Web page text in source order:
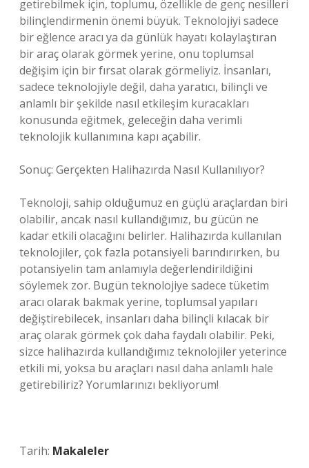
getirebilmek için, toplumu, özellikle de genç nesilleri
bilinçlendirmenin önemi büyük. Teknolojiyi sadece
bir eğlence aracı ya da günlük hayatı kolaylaştıran
bir araç olarak görmek yerine, onu toplumsal
değişim için bir fırsat olarak görmeliyiz. İnsanları,
sadece teknolojiyle değil, daha yaratıcı, bilinçli ve
anlamlı bir şekilde nasıl etkileşim kuracakları
konusunda eğitmek, geleceğin daha verimli
teknolojik kullanımına kapı açabilir.
Sonuç: Gerçekten Halihazırda Nasıl Kullanılıyor?
Teknoloji, sahip olduğumuz en güçlü araçlardan biri
olabilir, ancak nasıl kullandığımız, bu gücün ne
kadar etkili olacağını belirler. Halihazırda kullanılan
teknolojiler, çok fazla potansiyeli barındırırken, bu
potansiyelin tam anlamıyla değerlendirildiğini
söylemek zor. Bugün teknolojiye sadece tüketim
aracı olarak bakmak yerine, toplumsal yapıları
değiştirebilecek, insanları daha bilinçli kılacak bir
araç olarak görmek çok daha faydalı olabilir. Peki,
sizce halihazırda kullandığımız teknolojiler yeterince
etkili mi, yoksa bu araçları nasıl daha anlamlı hale
getirebiliriz? Yorumlarınızı bekliyorum!
Tarih: Makaleler